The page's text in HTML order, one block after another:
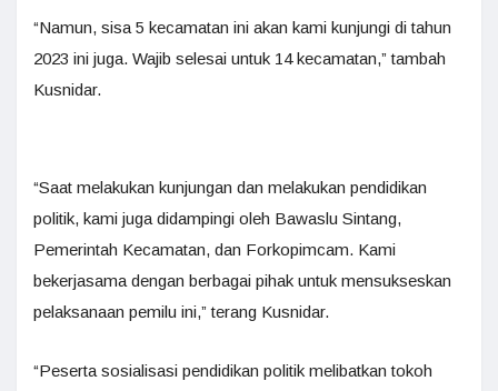
“Namun, sisa 5 kecamatan ini akan kami kunjungi di tahun
2023 ini juga. Wajib selesai untuk 14 kecamatan,” tambah
Kusnidar.
“Saat melakukan kunjungan dan melakukan pendidikan
politik, kami juga didampingi oleh Bawaslu Sintang,
Pemerintah Kecamatan, dan Forkopimcam. Kami
bekerjasama dengan berbagai pihak untuk mensukseskan
pelaksanaan pemilu ini,” terang Kusnidar.
“Peserta sosialisasi pendidikan politik melibatkan tokoh